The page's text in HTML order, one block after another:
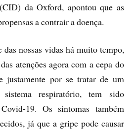
da Oxford, apontou que as
a contrair a doença.
nossas vidas há muito tempo,
atenções agora com a cepa do
justamente por se tratar de um
respiratório, tem sido
19. Os sintomas também
já que a gripe pode causar